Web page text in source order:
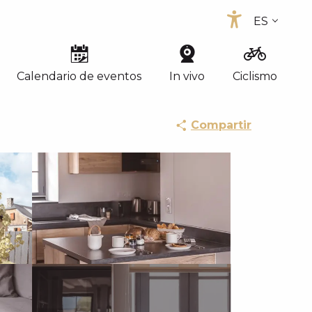
ES
FR
Calendario de eventos In vivo Ciclismo
Compartir